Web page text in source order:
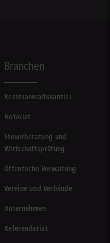
Branchen
Rechtsanwaltskanzlei
Notariat
Steuerberatung und
Wirtschaftsprüfung
Öffentliche Verwaltung
Vereine und Verbände
Unternehmen
Referendariat